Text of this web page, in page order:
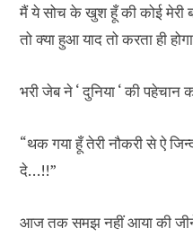
मैं ये सोच के खुश हूँ की कोई मेरी
तो क्या हुआ याद तो करता ही
भरी जेब ने ‘ दुनिया ‘ की
“थक गया हूँ तेरी नौकरी से ऐ
दे…!!”
आज तक समझ नहीं आया की